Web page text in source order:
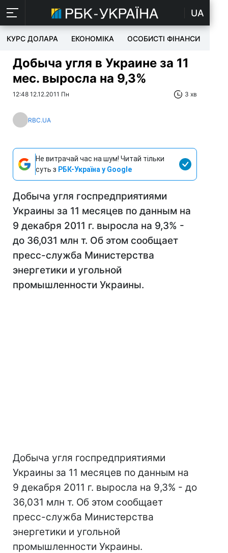
UA
КУРС ДОЛАРА ЕКОНОМІКА ОСОБИСТІ ФІНАНСИ
Добыча угля в Украине за 11
мес. выросла на 9,3%
12:48 12.12.2011 Пн 3 хв
RBC.UA
Не витрачай час на шум! Читай тільки
суть з РБК-Україна у Google
Добыча угля госпредприятиями
Украины за 11 месяцев по данным на
9 декабря 2011 г. выросла на 9,3% -
до 36,031 млн т. Об этом сообщает
пресс-служба Министерства
энергетики и угольной
промышленности Украины.
Добыча угля госпредприятиями
Украины за 11 месяцев по данным на
9 декабря 2011 г. выросла на 9,3% - до
36,031 млн т. Об этом сообщает
пресс-служба Министерства
энергетики и угольной
промышленности Украины.